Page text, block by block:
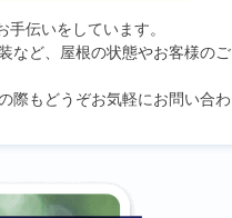
伝いをしています。
など、屋根の状態やお客様のご
際もどうぞお気軽にお問い合わ